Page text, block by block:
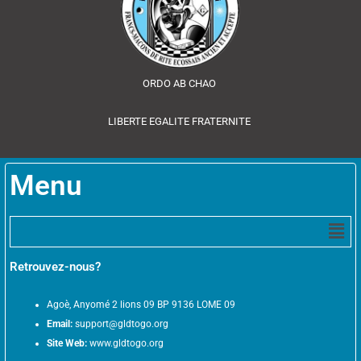
ORDO AB CHAO
LIBERTE EGALITE FRATERNITE
Menu
Retrouvez-nous?
Agoè, Anyomé 2 lions 09 BP 9136 LOME 09
Email: support@gldtogo.org
Site Web: www.gldtogo.org